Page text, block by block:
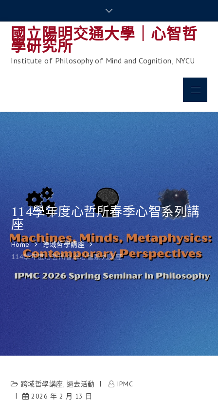
content國立陽明交通大學｜心智哲
學研究所
Institute of Philosophy of Mind and Cognition, NYCU
Menu
114學年度心哲所春季心智系列講
座
Home
跨域哲學講座
114學年度心哲所春季心智系列講座
跨域哲學講座, 過去活動
IPMC
2026 年 2 月 13 日